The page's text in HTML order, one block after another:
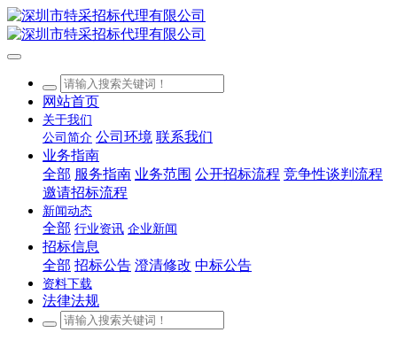
网站首页
关于我们
公司简介 公司环境 联系我们
业务指南
全部 服务指南 业务范围 公开招标流程 竞争性谈判流程
邀请招标流程
新闻动态
全部 行业资讯 企业新闻
招标信息
全部 招标公告 澄清修改 中标公告
资料下载
法律法规